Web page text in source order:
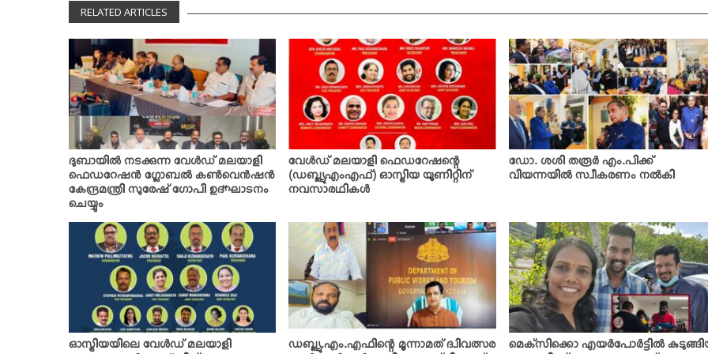
RELATED ARTICLES
ദുബായില്‍ നടക്കുന്ന വേള്‍ഡ് മലയാളി
ഫെഡറേഷന്‍ ഗ്ലോബല്‍ കണ്‍വെന്‍ഷന്‍
കേന്ദ്രമന്ത്രി സുരേഷ് ഗോപി ഉദ്ഘാടനം
ചെയ്യും
വേള്‍ഡ് മലയാളി ഫെഡറേഷന്റെ
(ഡബ്ല്യുഎംഎഫ്) ഓസ്ട്രിയ യൂണിറ്റിന്
നവസാരഥികള്‍
ഡോ. ശശി തരൂര്‍ എം.പിക്ക്
വിയന്നയില്‍ സ്വീകരണം നല്‍കി
ഓസ്ട്രിയയിലെ വേള്‍ഡ് മലയാളി
ഡബ്ല്യു.എം.എഫിന്റെ മൂന്നാമത് ദ്വിവത്സര
മെക്‌സിക്കൊ എയര്‍പോര്‍ട്ടില്‍